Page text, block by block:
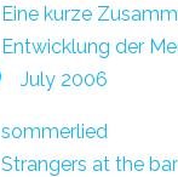
Eine kurze
Entwicklung der
July 2006
sommerlied
Strangers at the bar